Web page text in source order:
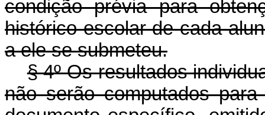
condição prévia para
histórico escolar de cada
a ele se submeteu.
§ 4º Os resultados
não serão computados